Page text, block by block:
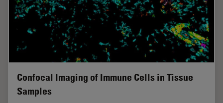
Confocal Imaging of Immune Cells in Tissue
Samples